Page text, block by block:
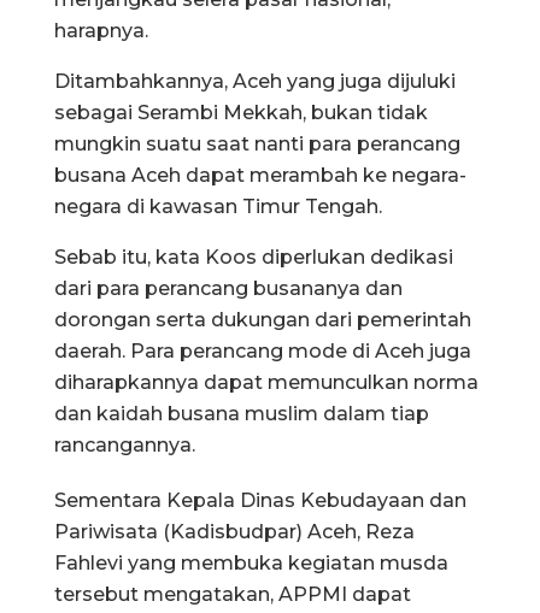
harapnya.
Ditambahkannya, Aceh yang juga dijuluki
sebagai Serambi Mekkah, bukan tidak
mungkin suatu saat nanti para perancang
busana Aceh dapat merambah ke negara-
negara di kawasan Timur Tengah.
Sebab itu, kata Koos diperlukan dedikasi
dari para perancang busananya dan
dorongan serta dukungan dari pemerintah
daerah. Para perancang mode di Aceh juga
diharapkannya dapat memunculkan norma
dan kaidah busana muslim dalam tiap
rancangannya.
Sementara Kepala Dinas Kebudayaan dan
Pariwisata (Kadisbudpar) Aceh, Reza
Fahlevi yang membuka kegiatan musda
tersebut mengatakan, APPMI dapat